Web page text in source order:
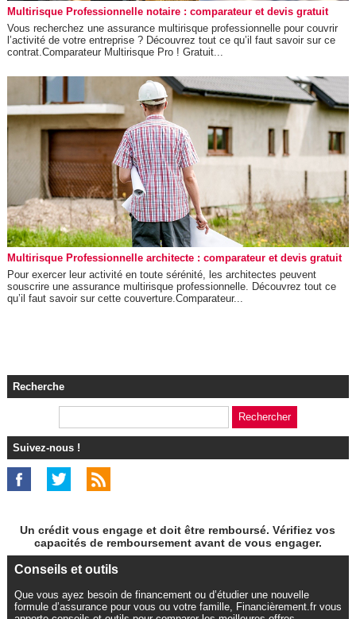
Multirisque Professionnelle notaire : comparateur et devis gratuit
Vous recherchez une assurance multirisque professionnelle pour couvrir
l’activité de votre entreprise ? Découvrez tout ce qu’il faut savoir sur ce
contrat.Comparateur Multirisque Pro ! Gratuit...
Multirisque Professionnelle architecte : comparateur et devis gratuit
Pour exercer leur activité en toute sérénité, les architectes peuvent
souscrire une assurance multirisque professionnelle. Découvrez tout ce
qu’il faut savoir sur cette couverture.Comparateur...
Recherche
Suivez-nous !
Un crédit vous engage et doit être remboursé. Vérifiez vos
capacités de remboursement avant de vous engager.
Conseils et outils
Que vous ayez besoin de financement ou d’étudier une nouvelle
formule d’assurance pour vous ou votre famille, Financièrement.fr vous